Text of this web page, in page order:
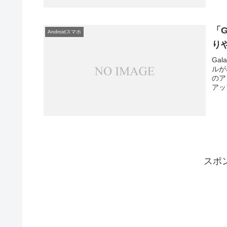
Androidスマホ
り
ル
の
ア
スポ